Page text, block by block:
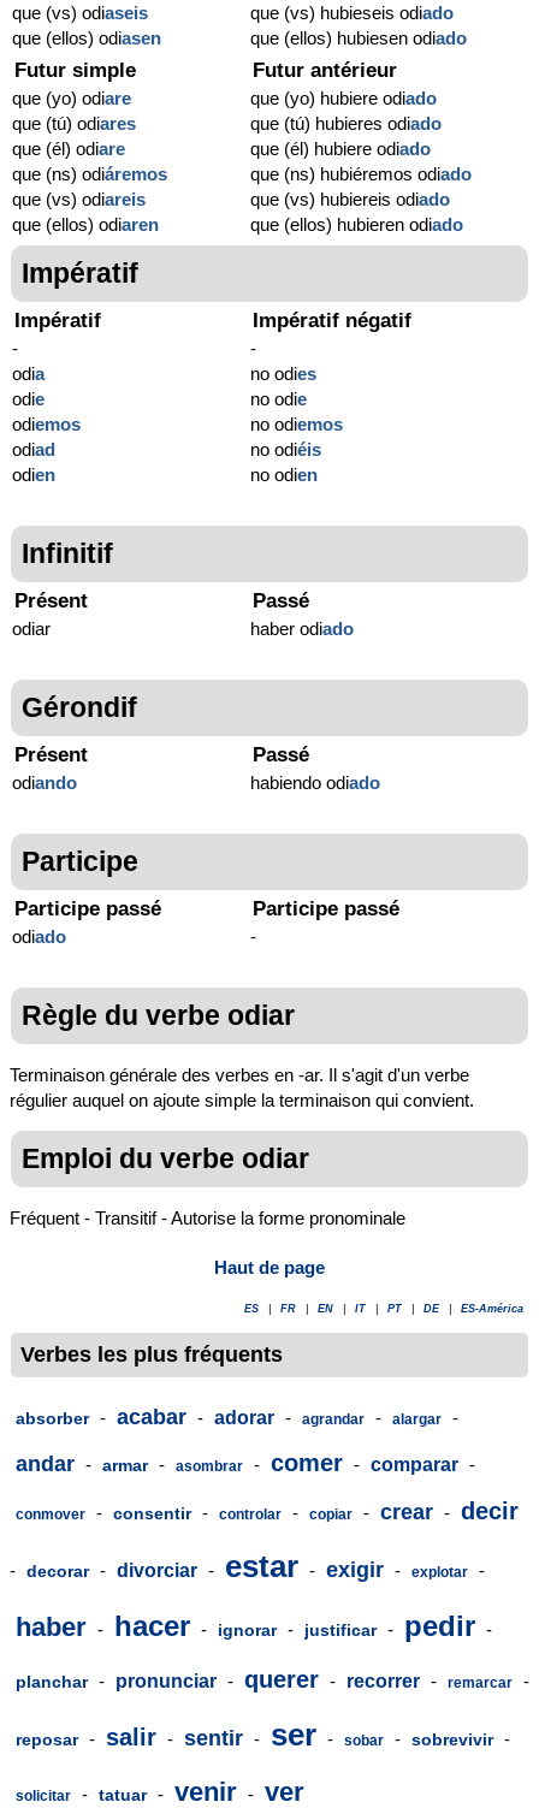
que (vs) odiaseis
que (ellos) odiasen
que (vs) hubieseis odiado
que (ellos) hubiesen odiado
Futur simple
que (yo) odiare
que (tú) odiares
que (él) odiare
que (ns) odiáremos
que (vs) odiareis
que (ellos) odiaren
Futur antérieur
que (yo) hubiere odiado
que (tú) hubieres odiado
que (él) hubiere odiado
que (ns) hubiéremos odiado
que (vs) hubiereis odiado
que (ellos) hubieren odiado
Impératif
Impératif
-
odia
odie
odiemos
odiad
odien
Impératif négatif
-
no odies
no odie
no odiemos
no odiéis
no odien
Infinitif
Présent
odiar
Passé
haber odiado
Gérondif
Présent
odiando
Passé
habiendo odiado
Participe
Participe passé
odiado
Participe passé
-
Règle du verbe odiar
Terminaison générale des verbes en -ar. Il s'agit d'un verbe
régulier auquel on ajoute simple la terminaison qui convient.
Emploi du verbe odiar
Fréquent - Transitif - Autorise la forme pronominale
Haut de page
ES FR EN IT PT DE ES-América
Verbes les plus fréquents
absorber - acabar - adorar - agrandar - alargar -
andar - armar - asombrar - comer - comparar -
conmover - consentir - controlar - copiar - crear - decir
- decorar - divorciar - estar - exigir - explotar -
haber - hacer - ignorar - justificar - pedir -
planchar - pronunciar - querer - recorrer - remarcar -
reposar - salir - sentir - ser - sobar - sobrevivir -
solicitar - tatuar - venir - ver